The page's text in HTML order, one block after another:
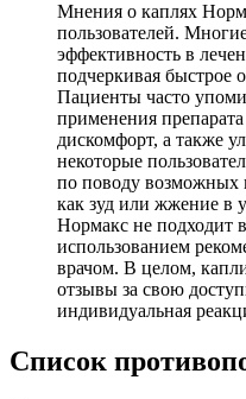
Мнения о каплях
пользователей.
эффективность в
подчеркивая быстрое
Пациенты часто
применения
дискомфорт, а также
некоторые
по поводу возможных
как зуд или жжение в
Нормакс не подходит
использованием
врачом. В целом,
отзывы за свою
индивидуальная
Список